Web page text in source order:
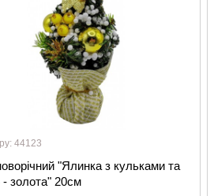
44123
"Ялинка з кульками та
- золота" 20см